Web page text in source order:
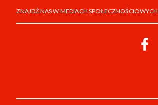
ZNAJDŹ NAS W MEDIACH SPOŁECZNOŚCIOWYCH